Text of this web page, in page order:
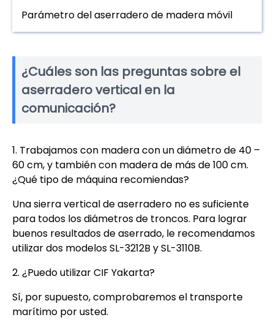
Parámetro del aserradero de madera móvil
¿Cuáles son las preguntas sobre el
aserradero vertical en la
comunicación?
1. Trabajamos con madera con un diámetro de 40 –
60 cm, y también con madera de más de 100 cm.
¿Qué tipo de máquina recomiendas?
Una sierra vertical de aserradero no es suficiente
para todos los diámetros de troncos. Para lograr
buenos resultados de aserrado, le recomendamos
utilizar dos modelos SL-3212B y SL-3110B.
2. ¿Puedo utilizar CIF Yakarta?
Sí, por supuesto, comprobaremos el transporte
marítimo por usted.